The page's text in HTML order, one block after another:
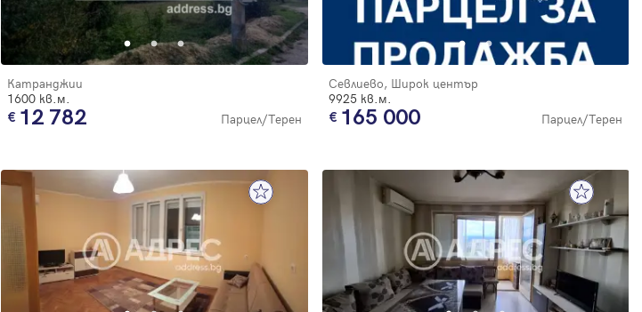
Катранджии
1600 кв.м.
12 782 Парцел/Терен
Севлиево, Широк център
9925 кв.м.
165 000 Парцел/Терен